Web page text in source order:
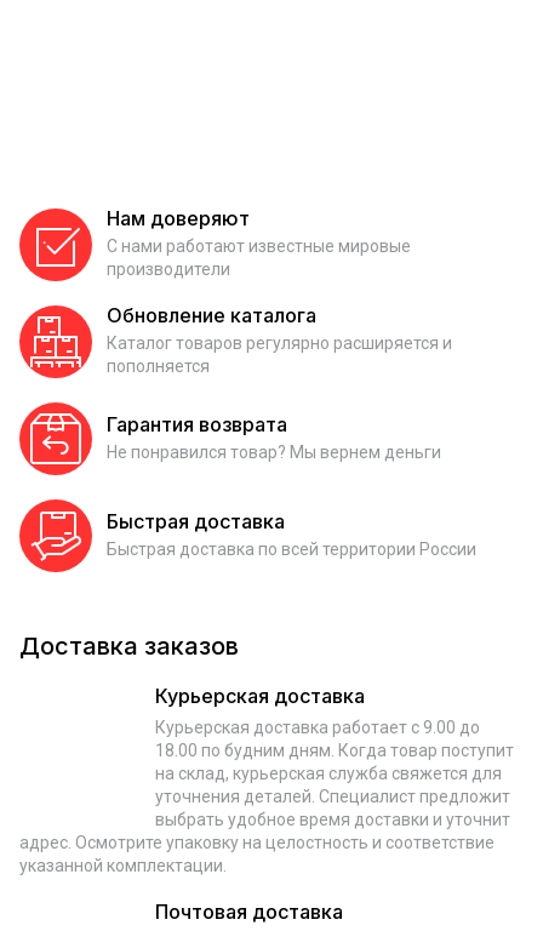
Нам доверяют
С нами работают известные мировые
производители
Обновление каталога
Каталог товаров регулярно расширяется и
пополняется
Гарантия возврата
Не понравился товар? Мы вернем деньги
Быстрая доставка
Быстрая доставка по всей территории России
Доставка заказов
Курьерская доставка
Курьерская доставка работает с 9.00 до
18.00 по будним дням. Когда товар поступит
на склад, курьерская служба свяжется для
уточнения деталей. Специалист предложит
выбрать удобное время доставки и уточнит
адрес. Осмотрите упаковку на целостность и соответствие
указанной комплектации.
Почтовая доставка